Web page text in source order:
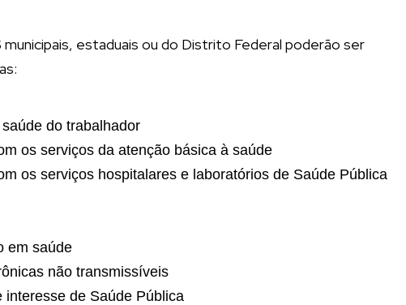
estaduais ou do Distrito Federal poderão ser
do trabalhador
os serviços da atenção básica à saúde
os serviços hospitalares e laboratórios de Saúde Pública
em saúde
não transmissíveis
de Saúde Pública